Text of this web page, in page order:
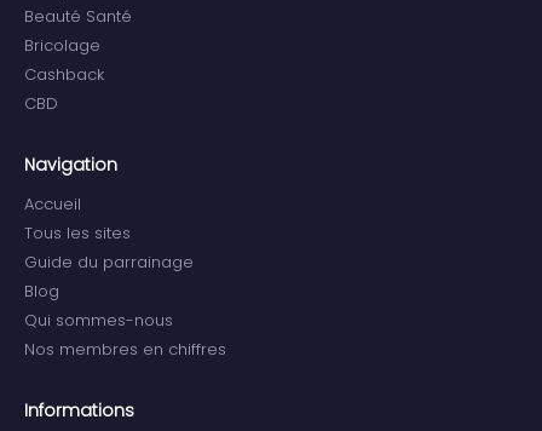
Beauté Santé
Bricolage
Cashback
CBD
Navigation
Accueil
Tous les sites
Guide du parrainage
Blog
Qui sommes-nous
Nos membres en chiffres
Informations